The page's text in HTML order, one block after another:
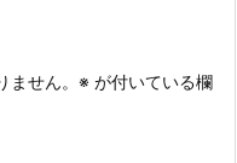
せん。 ※ が付いている欄